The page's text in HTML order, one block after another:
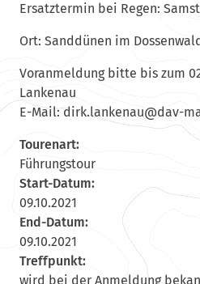
Ersatztermin bei Regen:
Ort: Sanddünen im
Voranmeldung bitte bis zum
Lankenau
E-Mail:
m-vad
@uane
knal.
krid
Tourenart:
Führungstour
Start-Datum:
09.10.2021
End-Datum:
09.10.2021
Treffpunkt:
wird bei der Anmeldung